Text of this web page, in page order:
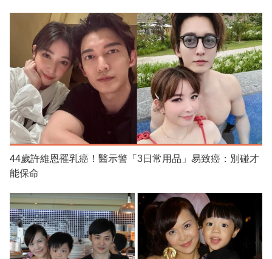
44歲許維恩罹乳癌！醫示警「3日常用品」易致癌：別碰才
能保命